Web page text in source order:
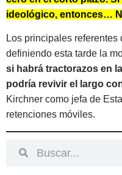
ideológico, entonces…
Los principales
definiendo esta tarde la
si habrá tractorazos en
podría revivir el largo
Kirchner como jefa de
retenciones móviles.